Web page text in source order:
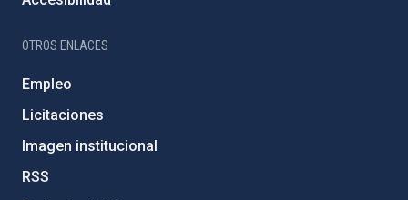
OTROS ENLACES
Empleo
Licitaciones
Imagen institucional
RSS